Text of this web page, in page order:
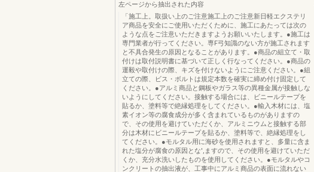
左ページから抽出された内容
「施工上。取扱い上のご注意施工上のご注意新日軽エクステリ
ア商品を安全にご使用いただくために、施工にあたっては次の
ような点をご注意いただきますようお願いいたします。●施工は
専門業者が行ってください。専F弓知識のない方が施工されます
と不具合発生の原因となることがあります。●商品の組立て・取
付けは取付説明書に基づいて正しく行なってください。●商品の
運毅や取付けの際、キズを付けないようにご注意ください。●組
立ての際、ビス・ボルトは規定本数を確実に締め付け固定して
ください。●アルミ商品と鋼板やガラス等の異種金属が接触しな
いようにしてください。接触する場合には、ビニールテープを
貼るか、塗料等で絶縁処理をしてください。●輸入木材には、塩
素イオン等の腐食成分が多く含まれているものがありますの
で、その使用を避けていただくか、アルミニウムと接触する部
分は木材にビニールテープを貼るか、塗料等で、絶縁処理をし
てください。●モルタル用に海砂を使用されますと、多量に含ま
れた塩分が腐食の原因とな',ますので、その使用を避けていただ
くか、充分水洗いしたものを使用してください。●モルタルやコ
ンクリートの抽出液が、工事中にアルミ商品の表面に流れない